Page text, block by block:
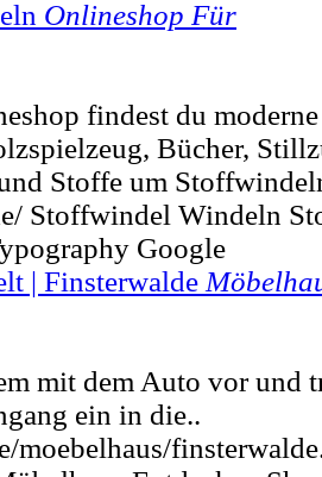
Onlineshop Für
findest du
Bücher,
Stoffe um
Stoffwindel Windeln
Google
| Finsterwalde
mit dem Auto vor und
ein in die..
moebelhaus/